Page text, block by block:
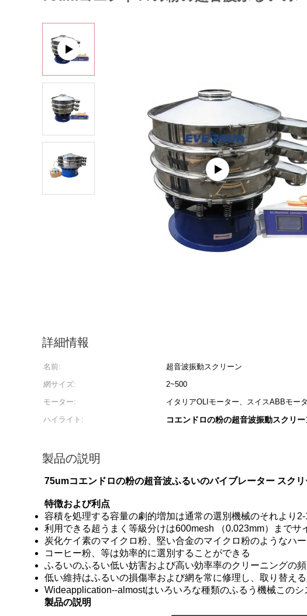
詳細情報
名前: 超音波振動スクリーン
網サイズ:
2~500
モーター:
イタリアOLIモーター、スイスABBモー
ハイライト:
コエンドロの粉の超音波振動スクリー
製品の説明
75umコエンドロの粉の超音波ふるいのバイブレーター スク
特徴および利点
容積を処理する容量の劇的増加は通常の選別機械のそれより2-
利用できる超うまく等級分けは600mesh （0.023mm）までサ
炭化ケイ素のマイクロ粉、堅い合金のマイクロ粉のようなハ
コーヒー粉、等は効率的に選別することができる
ふるいのふるい低い妨害および高い効率率のクリーニングの
低い維持はふるいの損傷率および網を常に修理し、取り替え
Wideapplication--almostはいろいろな種類のふるう機械このシ
製品の説明